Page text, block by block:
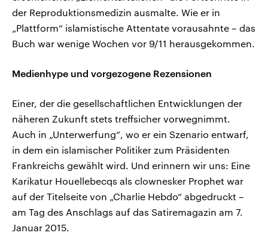
der Reproduktionsmedizin ausmalte. Wie er in
„Plattform“ islamistische Attentate vorausahnte – das
Buch war wenige Wochen vor 9/11 herausgekommen.
Medienhype und vorgezogene Rezensionen
Einer, der die gesellschaftlichen Entwicklungen der
näheren Zukunft stets treffsicher vorwegnimmt.
Auch in „Unterwerfung“, wo er ein Szenario entwarf,
in dem ein islamischer Politiker zum Präsidenten
Frankreichs gewählt wird. Und erinnern wir uns: Eine
Karikatur Houellebecqs als clownesker Prophet war
auf der Titelseite von „Charlie Hebdo“ abgedruckt –
am Tag des Anschlags auf das Satiremagazin am 7.
Januar 2015.